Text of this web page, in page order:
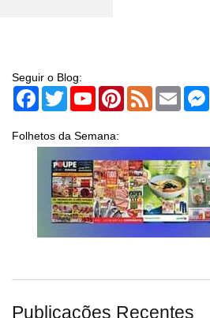
Seguir o Blog:
Facebook
TwitterYouTubePinterest
Feed Email
Folhetos da Semana:
Publicações Recentes